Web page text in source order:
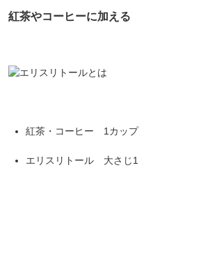
紅茶やコーヒーに加える
紅茶・コーヒー 1カップ
エリスリトール 大さじ1